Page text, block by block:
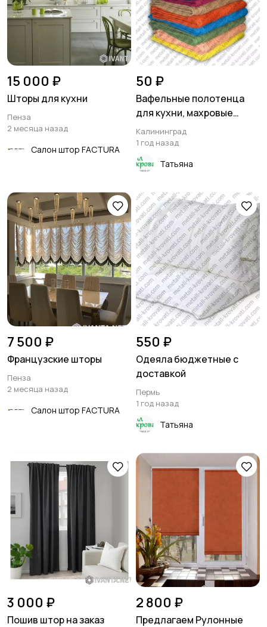
15 000 ₽
Шторы для кухни
Пенза
2 месяца назад
Салон штор FACTURA
50 ₽
Вафельные полотенца
для кухни, махровые
полотенца
Калининград
1 год назад
Татьяна
7 500 ₽
Французские шторы
Пенза
2 месяца назад
Салон штор FACTURA
550 ₽
Одеяла бюджетные с
доставкой
Пермь
1 год назад
Татьяна
3 000 ₽
Пошив штор на заказ
2 800 ₽
Предлагаем Рулонные